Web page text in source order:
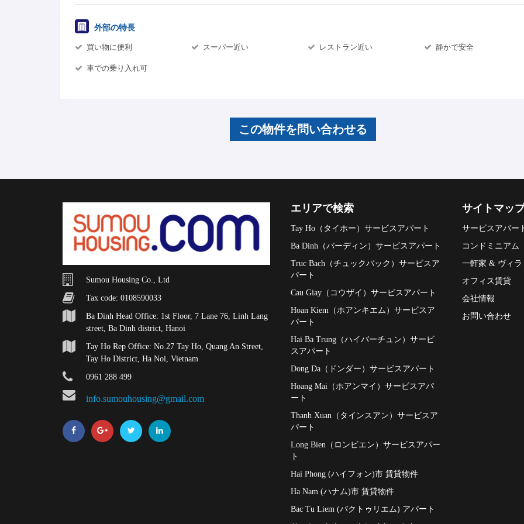
外部の特長
買い物に便利 スーパー近い レストラン近い 静かで安全
車での乗り入れ可
この物件を問い合わせる
Sumou Housing Co., Ltd
Tax code: 0108590033
Ba Dinh Head Office: 1st Floor, 7 Lane 76, Linh Lang
street, Ba Dinh district, Hanoi
Tay Ho Rep Office: No.27 Tay Ho, Quang An Street,
Tay Ho District, Ha Noi, Vietnam
0961 288 499
info.sumouhousing@gmail.com
エリアで検索
Tay Ho（タイホー）サービスアパート
Ba Dinh（バーディン）サービスアパート
Truc Bach（チュックバック）サービスア
パート
Cau Giay（コウザイ）サービスアパート
Hoan Kiem（ホアンキエム）サービスア
パート
Hai Ba Trung（ハイバーチュン）サービ
スアパート
Dong Da（ドンダー）サービスアパート
Hoang Mai（ホアンマイ）サービスアパ
ート
Thanh Xuan（タインスアン）サービスア
パート
Long Bien（ロンビエン）サービスアパー
ト
Hai Phong (ハイフォン)市 賃貸物件
Ha Nam (ハナム)市 賃貸物件
Bac Tu Liem (バクトゥリエム) アパート
サイトマッ
サービスアパー
コンドミニアム
一軒家 & ヴィラ
オフィス賃貸
会社情報
お問い合わせ